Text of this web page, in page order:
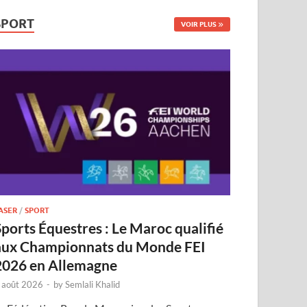
VOIR PLUS
/SPORT
Équestres : Le Maroc qualifié
Championnats du Monde FEI
en Allemagne
2026 - bySemlali Khalid